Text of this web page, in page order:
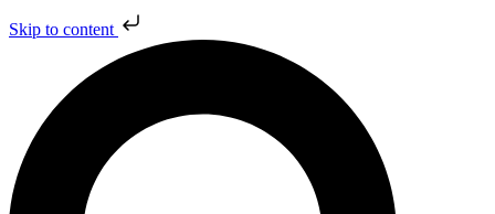
Skip to content